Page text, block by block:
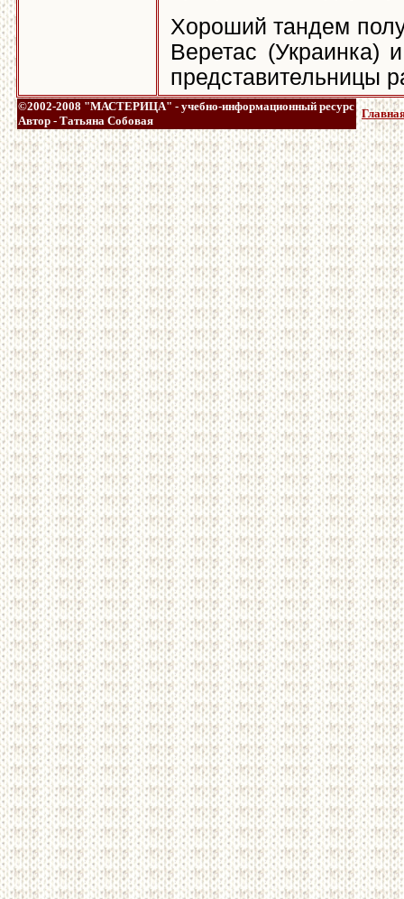
Хороший тандем
Веретас (Украинка)
представительницы
©2002-2008 "МАСТЕРИЦА" - учебно-информационный ресурс
Автор - Татьяна Собовая